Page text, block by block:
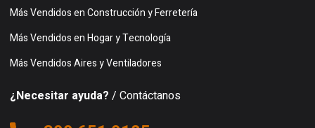
Más Vendidos en Construcción y Ferretería
Más Vendidos en Hogar y Tecnología
Más Vendidos Aires y Ventiladores
¿Necesitar ayuda? / Contáctanos